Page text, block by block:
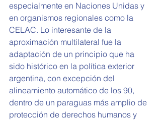
especialmente en Naciones Unidas y
en organismos regionales como la
CELAC. Lo interesante de la
aproximación multilateral fue la
adaptación de un principio que ha
sido histórico en la política exterior
argentina, con excepción del
alineamiento automático de los 90,
dentro de un paraguas más amplio de
protección de derechos humanos y